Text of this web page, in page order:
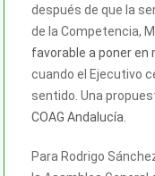
después de que la
de la Competencia,
favorable a poner
cuando el Ejecutivo
sentido. Una
COAG Andalucía
Para Rodrigo